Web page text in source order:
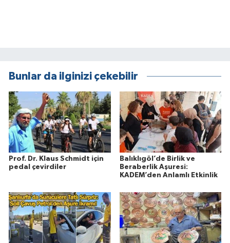
Bunlar da ilginizi çekebilir
Prof. Dr. Klaus Schmidt için
pedal çevirdiler
Balıklıgöl’de Birlik ve
Beraberlik Aşuresi:
KADEM’den Anlamlı Etkinlik